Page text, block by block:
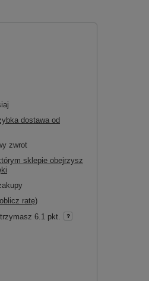
dostawa od
zwrot
sklepie obejrzysz
oblicz ratę)
6.1 pkt.